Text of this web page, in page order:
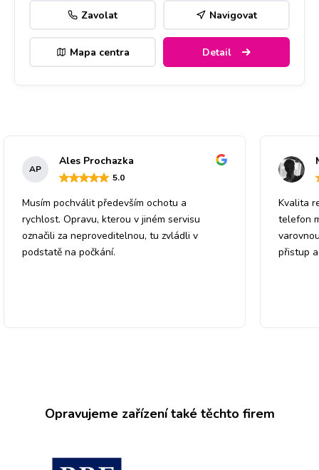
Zavolat Navigovat
Mapa centra Detail
AP
Ales Prochazka
5.0
Musím pochválit především ochotu a
rychlost. Opravu, kterou v jiném servisu
označili za neproveditelnou, tu zvládli v
podstatě na počkání.
Kvalita
telefon
přistup
Opravujeme zařízení také těchto firem